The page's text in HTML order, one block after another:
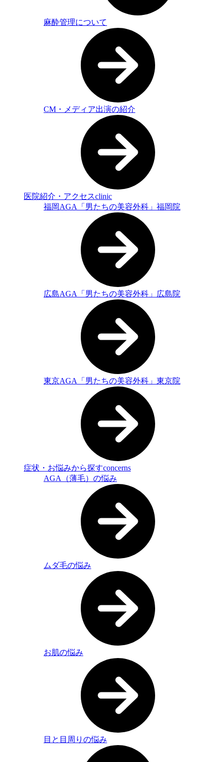
麻酔管理について
CM・メディア出演の紹介
医院紹介・アクセスclinic
福岡AGA「男たちの美容外科」福岡院
広島AGA「男たちの美容外科」広島院
東京AGA「男たちの美容外科」東京院
症状・お悩みから探すconcerns
AGA（薄毛）の悩み
ムダ毛の悩み
お肌の悩み
目と目周りの悩み